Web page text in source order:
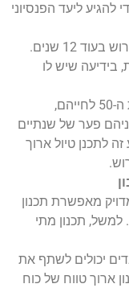
ליעד הפנסיוני
: יוסי, בן 55, מגלה שיפרוש בעוד 12 שנים.
בידיעה שיש לו
: רחל ודוד, זוג בשנות ה-50 לחייהם,
פער של שנתיים
לתכנן טיול ארוך
מאפשרת תכנון
למשל, תכנון מתי
יכולים לשתף את
ארוך טווח של כוח